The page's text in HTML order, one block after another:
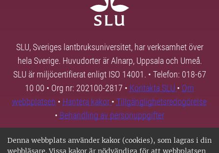
Denna webbplats använder kakor (cookies), som lagras i din
webbläsare. Vissa kakor är nödvändiga för att webbplatsen
SLU, Sveriges lantbruksuniversitet, har verksamhet över
hela Sverige. Huvudorter är Alnarp, Uppsala och Umeå.
SLU är miljöcertifierat enligt ISO 14001. • Telefon: 018-67
10 00 • Org nr: 202100-2817 • Kontakta SLU • Om
webbplatsen • Hantera kakor • Tillgänglighetsredogörelse
• Behandling av personuppgifter